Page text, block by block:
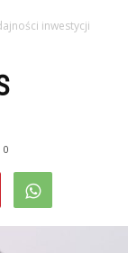
inwestycji
0